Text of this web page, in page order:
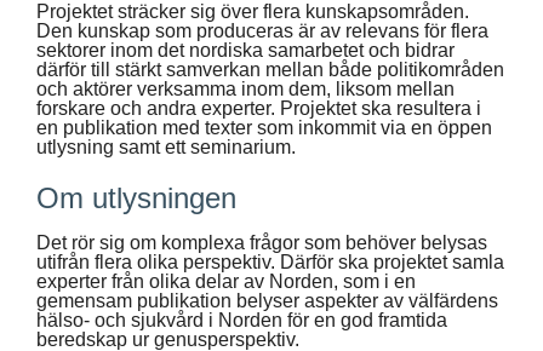
Projektet sträcker sig över flera kunskapsområden.
Den kunskap som produceras är av relevans för flera
sektorer inom det nordiska samarbetet och bidrar
därför till stärkt samverkan mellan både politikområden
och aktörer verksamma inom dem, liksom mellan
forskare och andra experter. Projektet ska resultera i
en publikation med texter som inkommit via en öppen
utlysning samt ett seminarium.
Om utlysningen
Det rör sig om komplexa frågor som behöver belysas
utifrån flera olika perspektiv. Därför ska projektet samla
experter från olika delar av Norden, som i en
gemensam publikation belyser aspekter av välfärdens
hälso- och sjukvård i Norden för en god framtida
beredskap ur genusperspektiv.